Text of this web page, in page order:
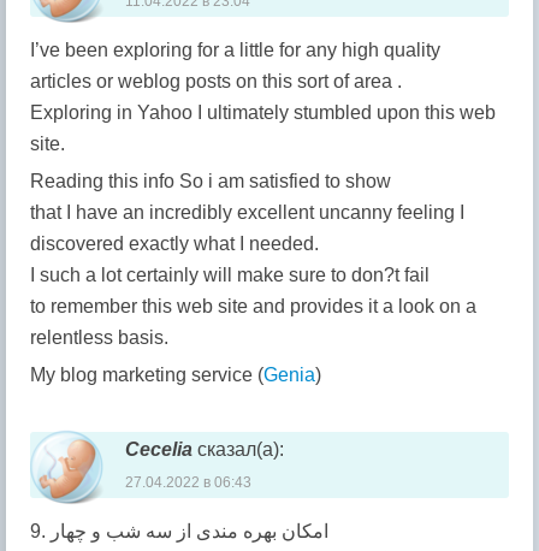
I’ve been exploring for a little for any high quality
articles or weblog posts on this sort of area .
Exploring in Yahoo I ultimately stumbled upon this web
site.
Reading this info So i am satisfied to show
that I have an incredibly excellent uncanny feeling I
discovered exactly what I needed.
I such a lot certainly will make sure to don?t fail
to remember this web site and provides it a look on a
relentless basis.
My blog marketing service (Genia)
Cecelia сказал(а):
27.04.2022 в 06:43
9. امکان بهره مندی از سه شب و چهار